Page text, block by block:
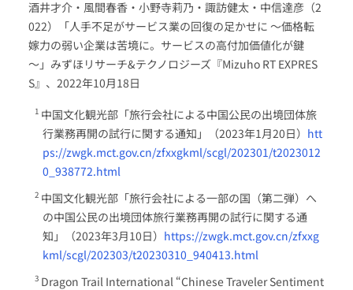
酒井才介・風間春香・小野寺莉乃・諏訪健太・中信達彦（2
022）「人手不足がサービス業の回復の足かせに ～価格転
嫁力の弱い企業は苦境に。サービスの高付加価値化が鍵
～」みずほリサーチ&テクノロジーズ『Mizuho RT EXPRES
S』、2022年10月18日
中国文化観光部「旅行会社による中国公民の出境団体旅
行業務再開の試行に関する通知」（2023年1月20日） htt
ps://zwgk.mct.gov.cn/zfxxgkml/scgl/202301/t2023012
0_938772.html
中国文化観光部「旅行会社による一部の国（第二弾）へ
の中国公民の出境団体旅行業務再開の試行に関する通
知」（2023年3月10日） https://zwgk.mct.gov.cn/zfxxg
kml/scgl/202303/t20230310_940413.html
Dragon Trail International “Chinese Traveler Sentiment